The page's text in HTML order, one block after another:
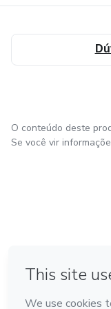
O conteúdo deste
Se você vir
Feito com ❤ em